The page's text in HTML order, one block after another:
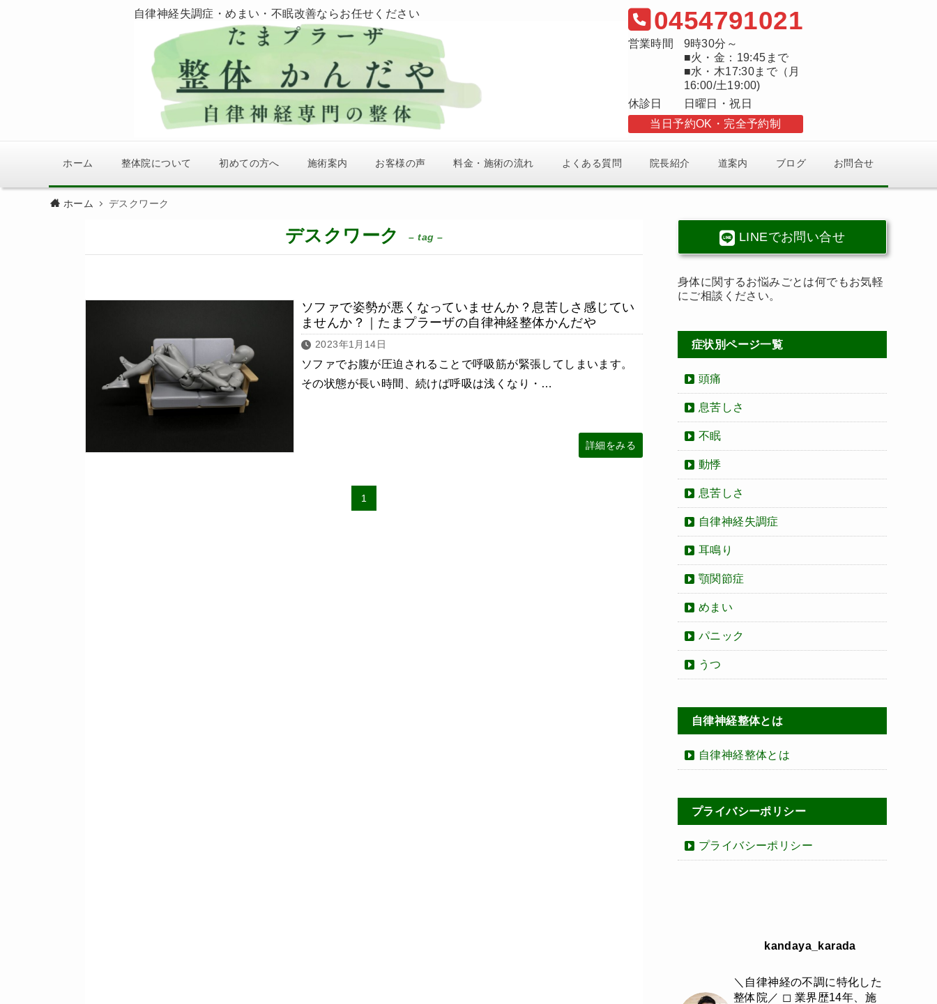
自律神経失調症・めまい・不眠改善ならお任せください 0454791021
営業時間
9時30分～
■火・金：19:45まで
■水・木17:30まで（月
16:00/土19:00)
休診日
日曜日・祝日
当日予約OK
完全予約制
ホーム 整体院について 初めての方へ 施術案内 お客様の声 料金・施術の流れ よくある質問 院長紹介 道案内 ブログ お問合せ
ホーム デスクワーク
デスクワーク – tag –
ソファで姿勢が悪くなっていませんか？息苦しさ感じてい
ませんか？｜たまプラーザの自律神経整体かんだや
2023年1月14日
ソファでお腹が圧迫されることで呼吸筋が緊張してしまいます。
その状態が長い時間、続けば呼吸は浅くなり・…
詳細をみる
1
LINEでお問い合せ
身体に関するお悩みごとは何でもお気軽
にご相談ください。
症状別ページ一覧
頭痛
息苦しさ
不眠
動悸
息苦しさ
自律神経失調症
耳鳴り
顎関節症
めまい
パニック
うつ
自律神経整体とは
自律神経整体とは
プライバシーポリシー
プライバシーポリシー
kandaya_karada
＼自律神経の不調に特化した
整体院／ ◻︎ 業界歴14年、施